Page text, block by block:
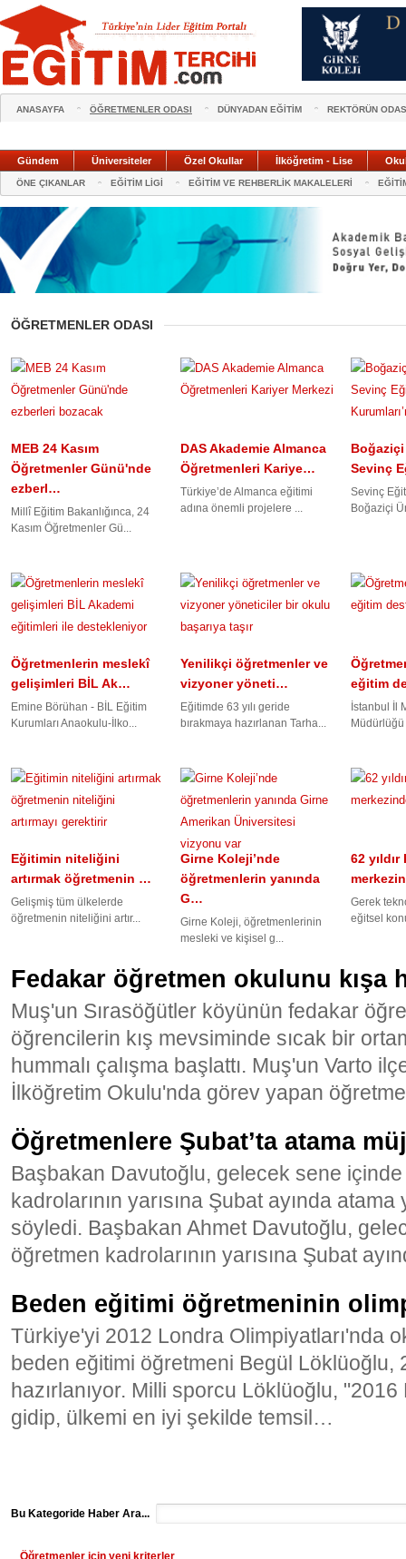
ANASAYFA ÖĞRETMENLER ODASI DÜNYADAN EĞİTİM REKTÖRÜN
Gündem Üniversiteler Özel Okullar İlköğretim - Lise
ÖNE ÇIKANLAR EĞİTİM LİGİ EĞİTİM VE REHBERLİK MAKALELERİ
ÖĞRETMENLER ODASI
MEB 24 Kasım
Öğretmenler Günü'nde
ezberl…
Millî Eğitim Bakanlığınca, 24
Kasım Öğretmenler Gü...
DAS Akademie Almanca
Öğretmenleri Kariye…
Türkiye’de Almanca eğitimi
adına önemli projelere ...
Sevinç
Sevinç
Boğaziçi
Öğretmenlerin meslekî
gelişimleri BİL Ak…
Emine Börühan - BİL Eğitim
Kurumları Anaokulu-İlko...
Yenilikçi öğretmenler ve
vizyoner yöneti…
Eğitimde 63 yılı geride
bırakmaya hazırlanan Tarha...
eğitim
İstanbul İl
Eğitimin niteliğini
artırmak öğretmenin …
Gelişmiş tüm ülkelerde
öğretmenin niteliğini artır...
Girne Koleji’nde
öğretmenlerin yanında
G…
Girne Koleji, öğretmenlerinin
mesleki ve kişisel g...
62
Gerek
eğitsel
Fedakar öğretmen okulunu kışa
Muş'un Sırasöğütler köyünün fedakar
öğrencilerin kış mevsiminde sıcak bir
hummalı çalışma başlattı. Muş'un Varto
İlköğretim Okulu'nda görev yapan
Öğretmenlere Şubat’ta atama
Başbakan Davutoğlu, gelecek sene
kadrolarının yarısına Şubat ayında
söyledi. Başbakan Ahmet Davutoğlu,
öğretmen kadrolarının yarısına Şubat
Beden eğitimi öğretmeninin
Türkiye'yi 2012 Londra Olimpiyatları'nda
beden eğitimi öğretmeni Begül Löklüoğlu,
hazırlanıyor. Milli sporcu Löklüoğlu,
gidip, ülkemi en iyi şekilde temsil…
Bu Kategoride Haber Ara...
Öğretmenler için yeni kriterler